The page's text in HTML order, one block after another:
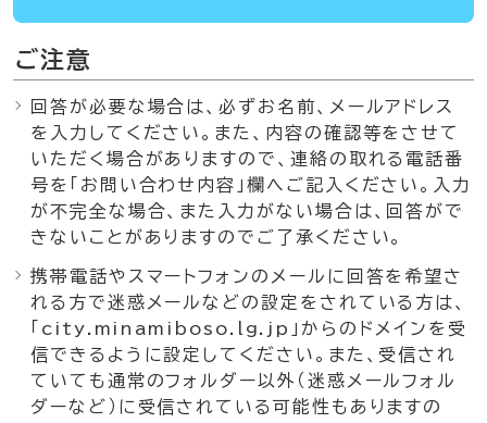
ご注意
回答が必要な場合は、必ずお名前、メールアドレス
を入力してください。また、内容の確認等をさせて
いただく場合がありますので、連絡の取れる電話番
号を「お問い合わせ内容」欄へご記入ください。入力
が不完全な場合、また入力がない場合は、回答がで
きないことがありますのでご了承ください。
携帯電話やスマートフォンのメールに回答を希望さ
れる方で迷惑メールなどの設定をされている方は、
「city.minamiboso.lg.jp」からのドメインを受
信できるように設定してください。また、受信され
ていても通常のフォルダー以外（迷惑メールフォル
ダーなど）に受信されている可能性もありますの